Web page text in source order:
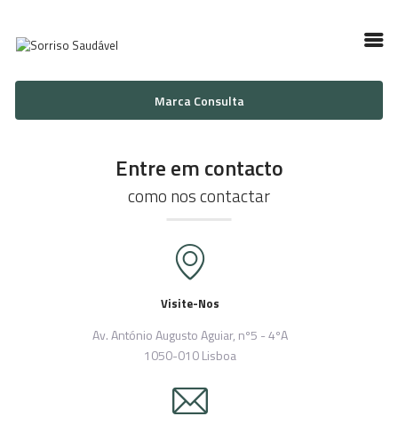
Marca Consulta
GALERIA
SERVIÇOS
Entre em contacto
como nos contactar
Visite-Nos
Av. António Augusto Aguiar, nº5 - 4ºA
1050-010 Lisboa